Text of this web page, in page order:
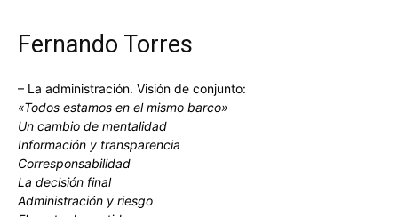
Fernando Torres
– La administración. Visión de conjunto:
«Todos estamos en el mismo barco»
Un cambio de mentalidad
Información y transparencia
Corresponsabilidad
La decisión final
Administración y riesgo